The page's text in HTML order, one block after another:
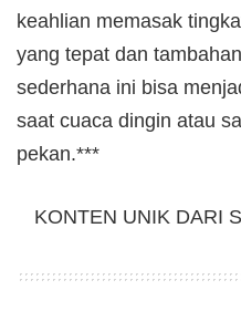
keahlian memasak
yang tepat dan
sederhana ini bisa
saat cuaca dingin atau
pekan.***
KONTEN UNIK DARI